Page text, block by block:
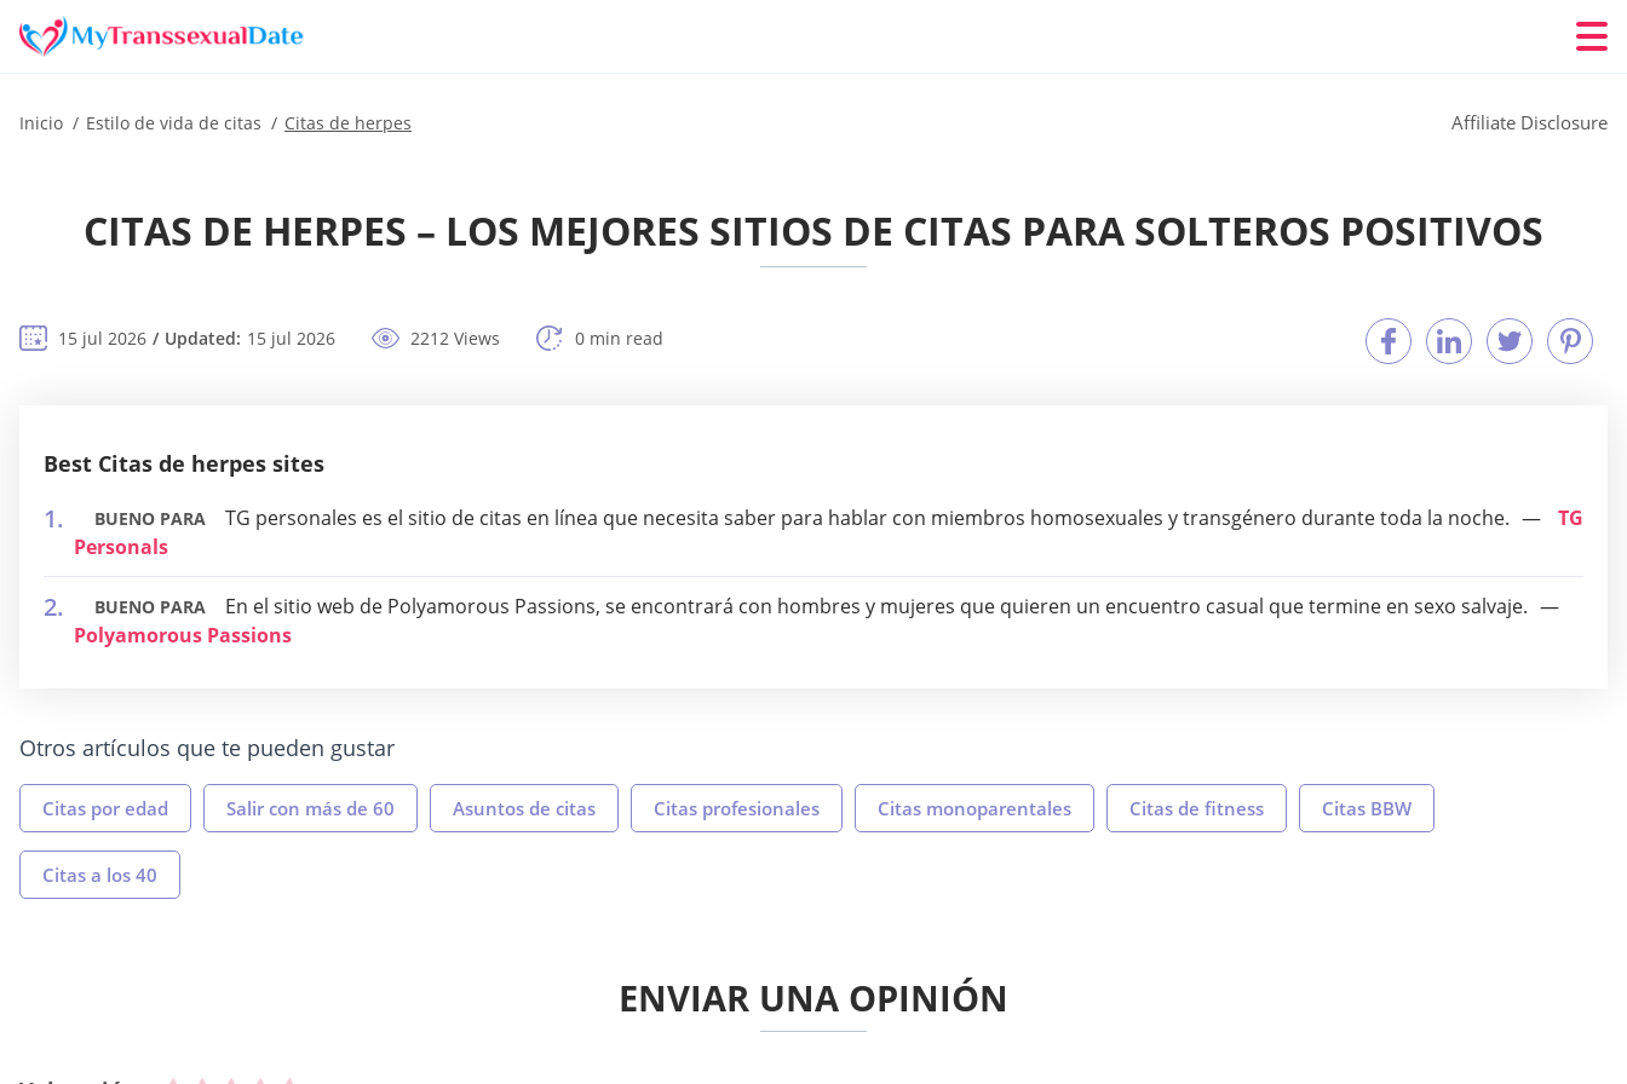
Inicio Estilo de vida de citas Citas de herpes Affiliate Disclosure
CITAS DE HERPES – LOS MEJORES SITIOS DE CITAS PARA SOLTEROS POSITIVOS
15 jul 2026 Updated: 15 jul 2026 2212 Views 0 min read
Best Citas de herpes sites
BUENO PARA TG personales es el sitio de citas en línea que necesita saber para hablar con miembros homosexuales y transgénero durante toda la noche.
TG
Personals
BUENO PARA
En el sitio web de Polyamorous Passions, se encontrará con hombres y mujeres que quieren un encuentro casual que termine en sexo salvaje.
Polyamorous Passions
Otros artículos que te pueden gustar
Citas por edad Salir con más de 60 Asuntos de citas Citas profesionales Citas monoparentales Citas de fitness Citas BBW
Citas a los 40
ENVIAR UNA OPINIÓN